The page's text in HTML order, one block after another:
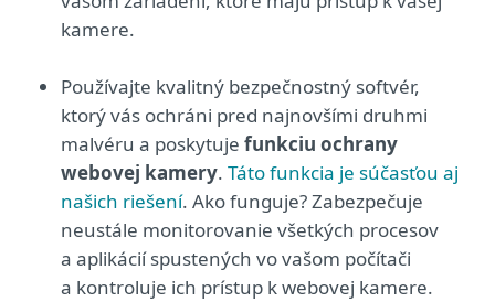
kamere.
Používajte kvalitný bezpečnostný softvér,
ktorý vás ochráni pred najnovšími druhmi
malvéru a poskytuje funkciu ochrany
webovej kamery. Táto funkcia je súčasťou aj
našich riešení. Ako funguje? Zabezpečuje
neustále monitorovanie všetkých procesov
a aplikácií spustených vo vašom počítači
a kontroluje ich prístup k webovej kamere.